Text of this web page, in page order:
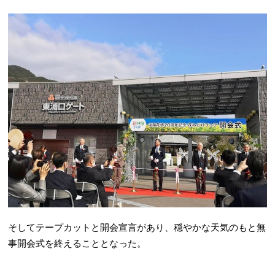
そしてテープカットと開会宣言があり、穏やかな天気のもと無
事開会式を終えることとなった。